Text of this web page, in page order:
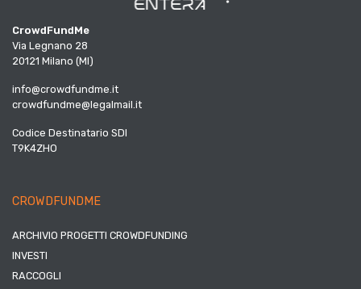
CrowdFundMe
Via Legnano 28
20121 Milano (MI)
info@crowdfundme.it
crowdfundme@legalmail.it
Codice Destinatario SDI
T9K4ZHO
CROWDFUNDME
ARCHIVIO PROGETTI CROWDFUNDING
INVESTI
RACCOGLI